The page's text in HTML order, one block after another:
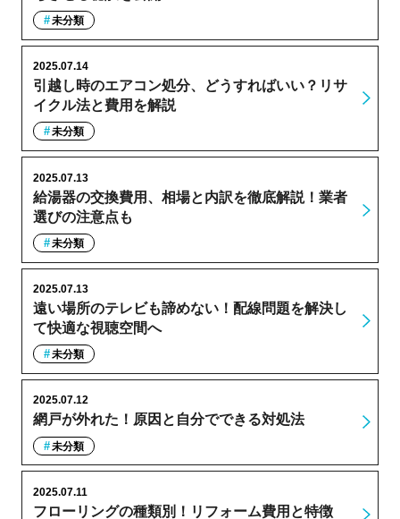
未分類
引越し時のエアコン処分、どうすればいい？リサ
イクル法と費用を解説
2025.07.14
未分類
給湯器の交換費用、相場と内訳を徹底解説！業者
選びの注意点も
2025.07.13
未分類
遠い場所のテレビも諦めない！配線問題を解決し
て快適な視聴空間へ
2025.07.13
未分類
網戸が外れた！原因と自分でできる対処法
2025.07.12
未分類
フローリングの種類別！リフォーム費用と特徴
2025.07.11